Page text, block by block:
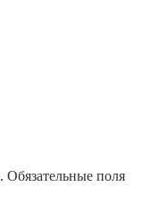
Обязательные поля